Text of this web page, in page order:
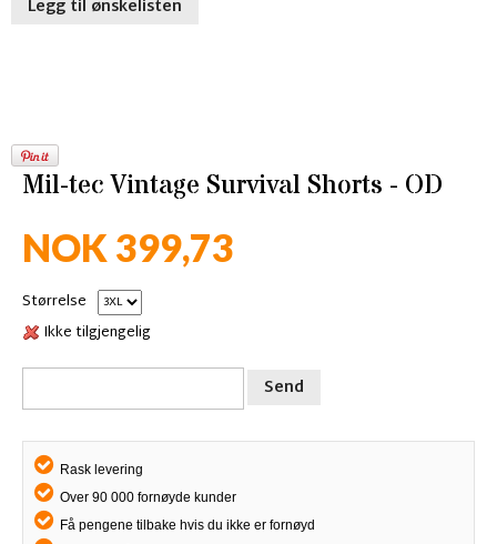
Legg til ønskelisten
Mil-tec Vintage Survival Shorts - OD
NOK 399,73
Størrelse
Ikke tilgjengelig
Send
Rask levering
Over 90 000 fornøyde kunder
Få pengene tilbake hvis du ikke er fornøyd